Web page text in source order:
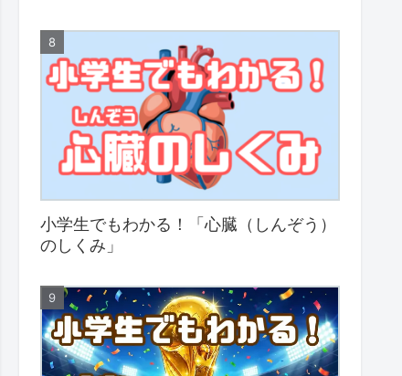
小学生でもわかる！「心臓（しんぞう）
のしくみ」